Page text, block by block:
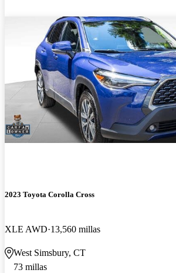
2023 Toyota Corolla Cross
XLE AWD 13,560 millas
West Simsbury, CT
73 millas